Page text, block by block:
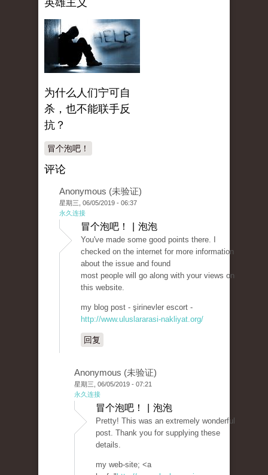
英雄主义
为什么人们宁可自
杀，也不能联手反
抗？
冒个泡吧！
评论
Anonymous (未验证)
星期三, 06/05/2019 - 06:37
永久连接
冒个泡吧！ | 泡泡
You've made some good points there. I
checked on the internet for more information
about the issue and found
most people will go along with your views on
this website.
my blog post - şirinevler escort -
http://www.uluslararasi-nakliyat.org/
回复
Anonymous (未验证)
星期三, 06/05/2019 - 07:21
永久连接
冒个泡吧！ | 泡泡
Pretty! This was an extremely wonderful
post. Thank you for supplying these
details.
my web-site; <a